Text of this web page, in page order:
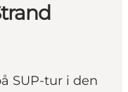
SUP-tur i den